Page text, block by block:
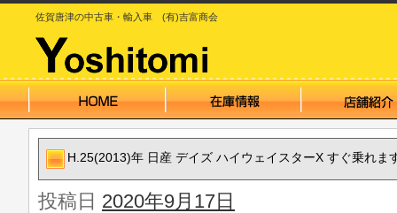
佐賀唐津の中古車・輸入車 (有)吉富商会
H.25(2013)年 日産 デイズ ハイウェイスターX すぐ乗れま
投稿日 2020年9月17日